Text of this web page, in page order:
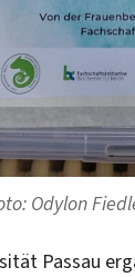
Odylon
Passau